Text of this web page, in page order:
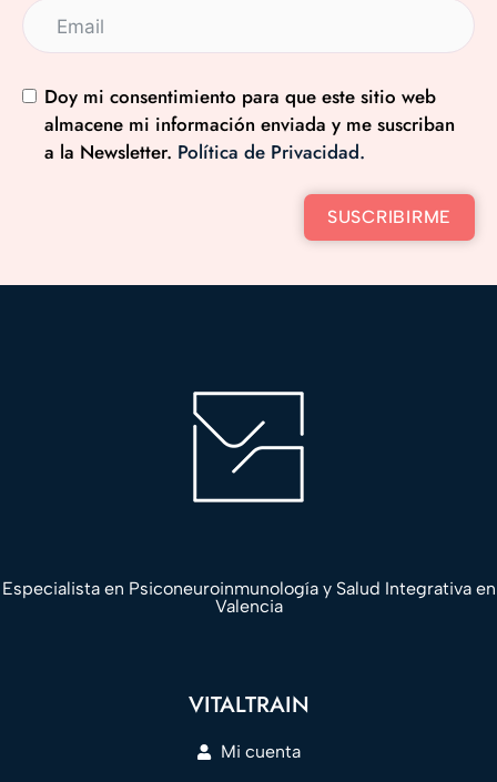
Doy mi consentimiento para que este sitio web
almacene mi información enviada y me suscriban
a la Newsletter. Política de Privacidad.
SUSCRIBIRME
Especialista en Psiconeuroinmunología y Salud Integrativa en
Valencia
VITALTRAIN
Mi cuenta